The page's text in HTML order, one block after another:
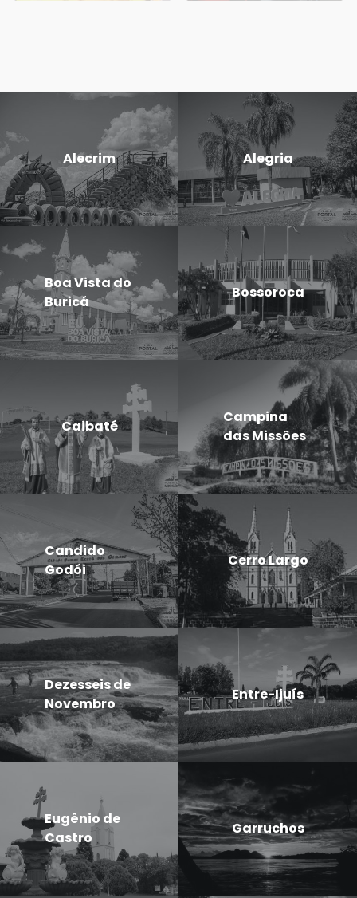
Alecrim Alegria
Boa Vista do
Buricá
Bossoroca
Caibaté
Campina
das Missões
Candido
Godói
Cerro Largo
Dezesseis de
Novembro
Entre-Ijuís
Eugênio de
Castro
Garruchos